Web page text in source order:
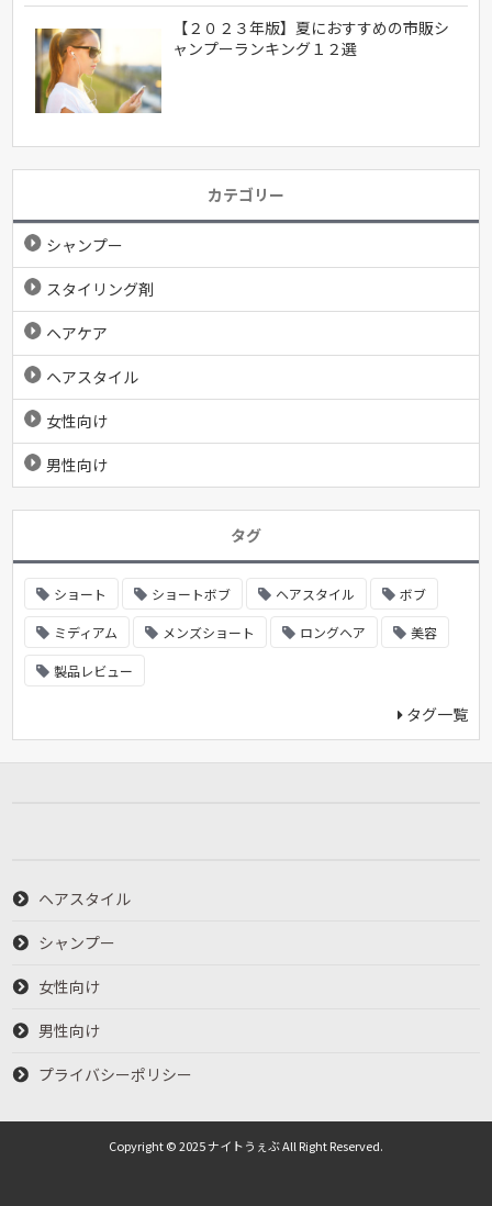
【２０２３年版】夏におすすめの市販シ
ャンプーランキング１２選
カテゴリー
シャンプー
スタイリング剤
ヘアケア
ヘアスタイル
女性向け
男性向け
タグ
ショート ショートボブ ヘアスタイル ボブ
ミディアム メンズショート ロングヘア 美容
製品レビュー
タグ一覧
ヘアスタイル
シャンプー
女性向け
男性向け
プライバシーポリシー
Copyright © 2025 ナイトうぇぶ All Right Reserved.